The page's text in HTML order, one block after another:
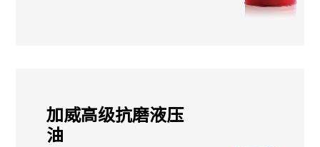
加威高级抗磨液压
油